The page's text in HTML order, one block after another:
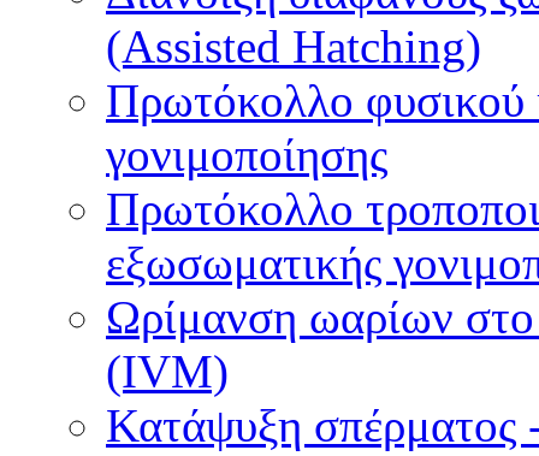
(Assisted Hatching)
Πρωτόκολλο φυσικού
γονιμοποίησης
Πρωτόκολλο
εξωσωματικής
Ωρίμανση ωαρίων
(IVM)
Κατάψυξη σπέρματος